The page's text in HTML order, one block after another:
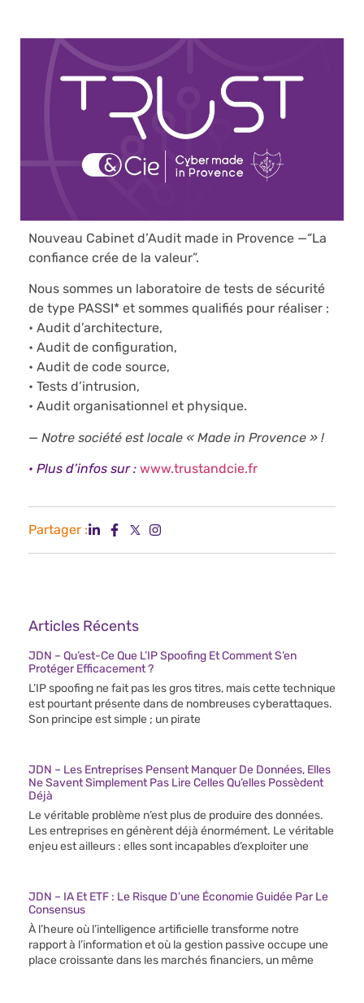
Nouveau Cabinet d’Audit made in Provence —“La
confiance crée de la valeur”​.
Nous sommes un laboratoire de tests de sécurité
de type PASSI* et sommes qualifiés pour réaliser :
• Audit d’architecture,
• Audit de configuration,
• Audit de code source,
• Tests d’intrusion,
• Audit organisationnel et physique.
— Notre société est locale « Made in Provence » !
• Plus d’infos sur : www.trustandcie.fr
Partager :
Articles Récents
JDN – Qu’est-Ce Que L’IP Spoofing Et Comment S’en
Protéger Efficacement ?
L’IP spoofing ne fait pas les gros titres, mais cette technique
est pourtant présente dans de nombreuses cyberattaques.
Son principe est simple ; un pirate
JDN – Les Entreprises Pensent Manquer De Données, Elles
Ne Savent Simplement Pas Lire Celles Qu’elles Possèdent
Déjà
Le véritable problème n’est plus de produire des données.
Les entreprises en génèrent déjà énormément. Le véritable
enjeu est ailleurs : elles sont incapables d’exploiter une
JDN – IA Et ETF : Le Risque D’une Économie Guidée Par Le
Consensus
À l’heure où l’intelligence artificielle transforme notre
rapport à l’information et où la gestion passive occupe une
place croissante dans les marchés financiers, un même